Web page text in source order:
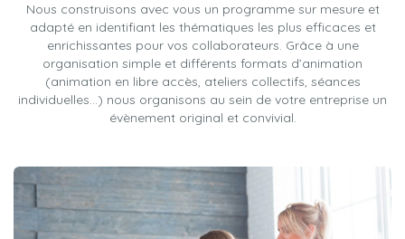
Nous construisons avec vous un programme sur mesure et
adapté en identifiant les thématiques les plus efficaces et
enrichissantes pour vos collaborateurs. Grâce à une
organisation simple et différents formats d’animation
(animation en libre accès, ateliers collectifs, séances
individuelles…) nous organisons au sein de votre entreprise un
évènement original et convivial.